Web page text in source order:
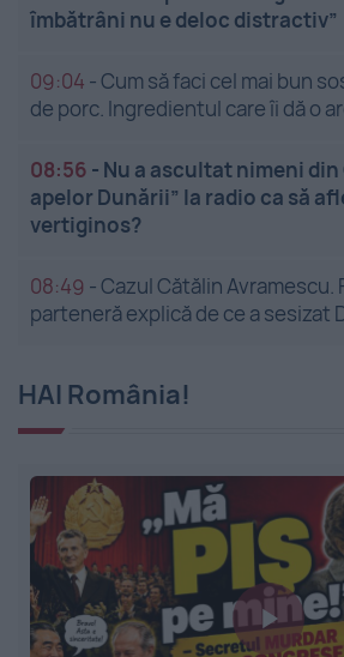
îmbătrâni nu e deloc distractiv”
09:04 -Cum să faci cel mai bun
de porc. Ingredientul care îi dă o
08:56 - Nu a ascultat nimeni
apelor Dunării” la radio ca să
vertiginos?
08:49 -Cazul Cătălin Avramescu.
parteneră explică de ce a sesizat
HAI România!